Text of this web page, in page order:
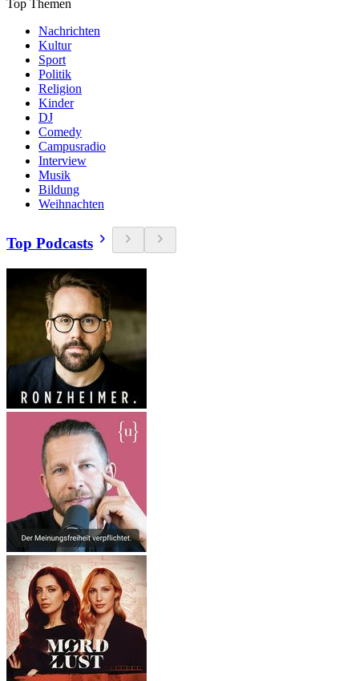
Top Themen
Nachrichten
Kultur
Sport
Politik
Religion
Kinder
DJ
Comedy
Campusradio
Interview
Musik
Bildung
Weihnachten
Top Podcasts